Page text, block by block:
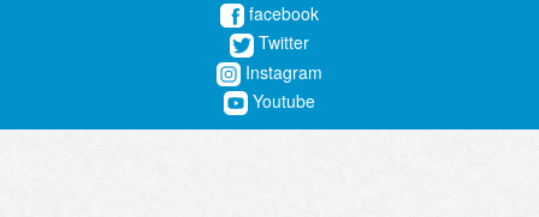
facebook
Twitter
Instagram
Youtube